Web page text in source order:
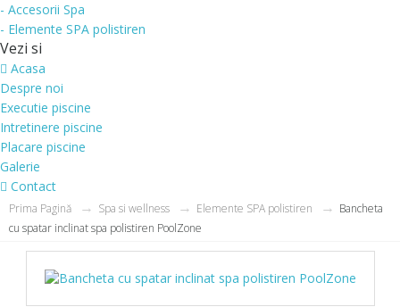
- Accesorii Spa
- Elemente SPA polistiren
Vezi si
Acasa
Despre noi
Executie piscine
Intretinere piscine
Placare piscine
Galerie
Contact
Prima Pagină Spa si wellness Elemente SPA polistiren
Bancheta
cu spatar inclinat spa polistiren PoolZone